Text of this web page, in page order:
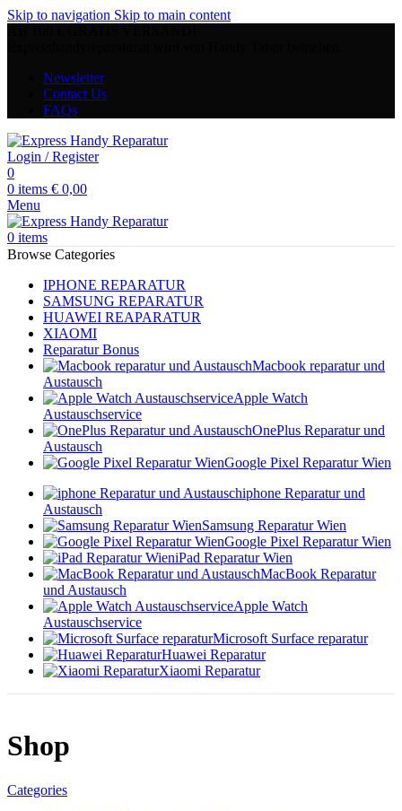
Skip to navigation Skip to main content
Newsletter
Contact Us
FAQs
Login / Register
0
0 items € 0,00
Menu
0 items
Browse Categories
IPHONE REPARATUR
SAMSUNG REPARATUR
HUAWEI REAPARATUR
XIAOMI
Reparatur Bonus
Macbook reparatur und
Austausch
Apple Watch
Austauschservice
OnePlus Reparatur und
Austausch
Google Pixel Reparatur Wien
iphone Reparatur und
Austausch
Samsung Reparatur Wien
Google Pixel Reparatur Wien
iPad Reparatur Wien
MacBook Reparatur
und Austausch
Apple Watch
Austauschservice
Microsoft Surface reparatur
Huawei Reparatur
Xiaomi Reparatur
Shop
Categories